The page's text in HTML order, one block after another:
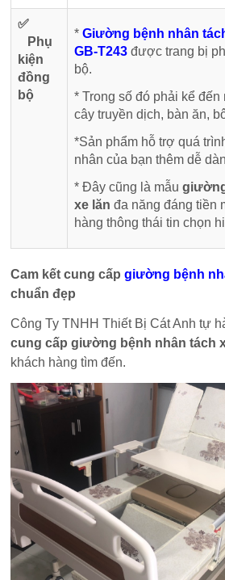
✅
Phụ
kiện
đồng
bộ
* Giường bệnh nhân
GB-T243 được trang bị
bộ.
* Trong số đó phải kể
cây truyền dịch, bàn ăn,
*Sản phẩm hỗ trợ quá
nhân của bạn thêm dễ
* Đây cũng là mẫu
xe lănđa năng đáng tiền
hàng thông thái tin chọn
Cam kết cung cấpgiường bệnh
chuẩn đẹp
Công Ty TNHH Thiết Bị Cát Anh tự
cung cấp giường bệnh nhân tách
khách hàng tìm đến.